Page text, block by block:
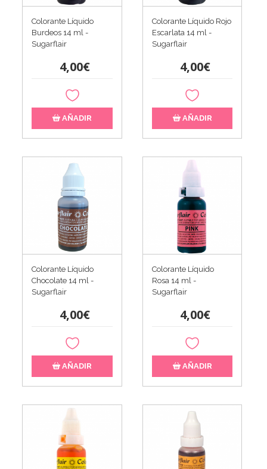
Colorante Líquido
Burdeos 14 ml -
Sugarflair
4,00€
AÑADIR
Colorante Líquido Rojo
Escarlata 14 ml -
Sugarflair
4,00€
AÑADIR
Colorante Líquido
Chocolate 14 ml -
Sugarflair
4,00€
AÑADIR
Colorante Líquido
Rosa 14 ml -
Sugarflair
4,00€
AÑADIR